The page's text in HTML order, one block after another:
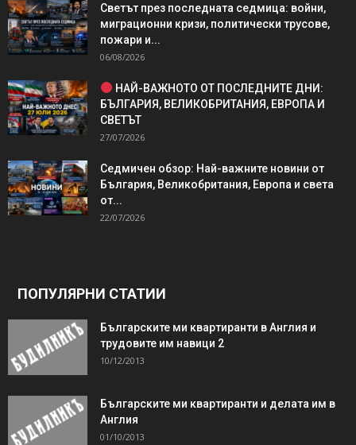
Светът през последната седмица: войни,
миграционни кризи, политически трусове,
пожари и...
06/08/2026
НАЙ-ВАЖНОТО ОТ ПОСЛЕДНИТЕ ДНИ:
БЪЛГАРИЯ, ВЕЛИКОБРИТАНИЯ, ЕВРОПА И
СВЕТЪТ
27/07/2026
Седмичен обзор: Най-важните новини от
България, Великобритания, Европа и света
от...
22/07/2026
ПОПУЛЯРНИ СТАТИИ
Българските ми квартиранти в Англия и
трудовите им навици 2
10/12/2013
Българските ми квартиранти и делата им в
Англия
01/10/2013